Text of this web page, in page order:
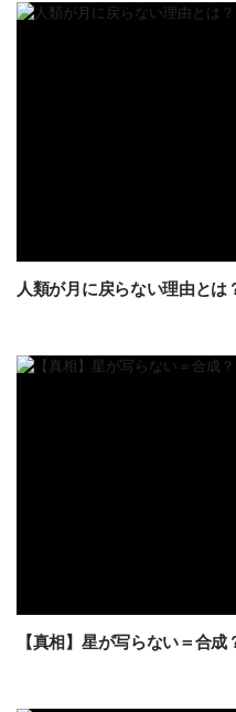
人類が月に戻らない理由とは
【真相】星が写らない＝合